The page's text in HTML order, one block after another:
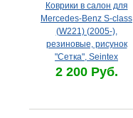
Коврики в салон для
Mercedes-Benz S-class
(W221) (2005-),
резиновые, рисунок
"Сетка", Seintex
2 200 Руб.